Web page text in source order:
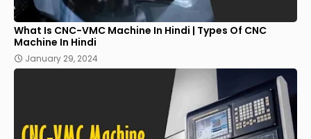
What Is CNC-VMC Machine In Hindi | Types Of CNC
Machine In Hindi
January 29, 2024